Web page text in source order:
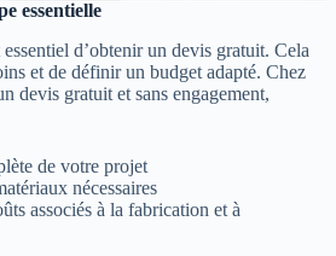
essentielle
d’obtenir un devis gratuit. Cela
et de définir un budget adapté. Chez
devis gratuit et sans engagement,
de votre projet
nécessaires
associés à la fabrication et à